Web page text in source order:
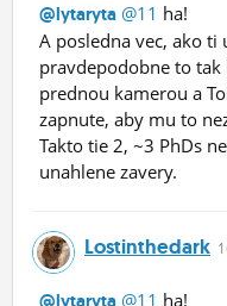
@lytaryta @11 ha!
A posledna vec, ako ti
pravdepodobne to
prednou kamerou a
zapnute, aby mu to
Takto tie 2, ~3 PhDs
unahlene zavery.
Lostinthedark
@11 ha!